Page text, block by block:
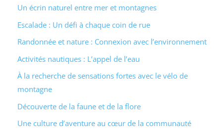
Un écrin naturel entre mer et montagnes
Escalade : Un défi à chaque coin de rue
Randonnée et nature : Connexion avec l’environnement
Activités nautiques : L’appel de l’eau
À la recherche de sensations fortes avec le vélo de
montagne
Découverte de la faune et de la flore
Une culture d’aventure au cœur de la communauté